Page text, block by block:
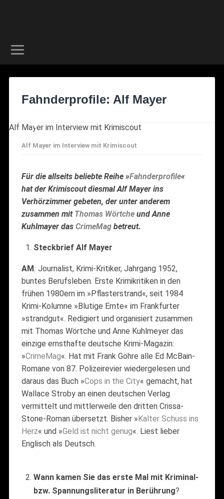
Fahnderprofile: Alf Mayer
Alf Mayer im Interview mit Krimiscout
Alf Mayer im Interview mit Krimiscout
Für die allseits beliebte Reihe »Fahnderprofile«
hat der Krimiscout diesmal Alf Mayer ins
Verhörzimmer gebeten, der unter anderem
zusammen mit Thomas Wörtcheund Anne
Kuhlmayer das CrimeMagbetreut.
Steckbrief Alf Mayer
AM:Journalist, Krimi-Kritiker, Jahrgang 1952,
buntes Berufsleben. Erste Krimikritiken in den
frühen 1980ern im »Pflasterstrand«, seit 1984
Krimi-Kolumne »Blutige Ernte« im Frankfurter
»strandgut«. Redigiert und organisiert zusammen
mit Thomas Wörtche und Anne Kuhlmeyer das
einzige ernsthafte deutsche Krimi-Magazin:
»CrimeMag«. Hat mit Frank Göhre alle Ed McBain-
Romane von 87. Polizeirevier wiedergelesen und
daraus das Buch »Cops in the City« gemacht, hat
Wallace Stroby an einen deutschen Verlag
vermittelt und mittlerweile den dritten Crissa-
Stone-Roman übersetzt. Bisher »Kalter Schuss ins
Herz« und »Geld ist nicht genug«. Liest lieber
Englisch als Deutsch.
Wann kamen Sie das erste Mal mit Kriminal-
bzw. Spannungsliteratur in Berührung?